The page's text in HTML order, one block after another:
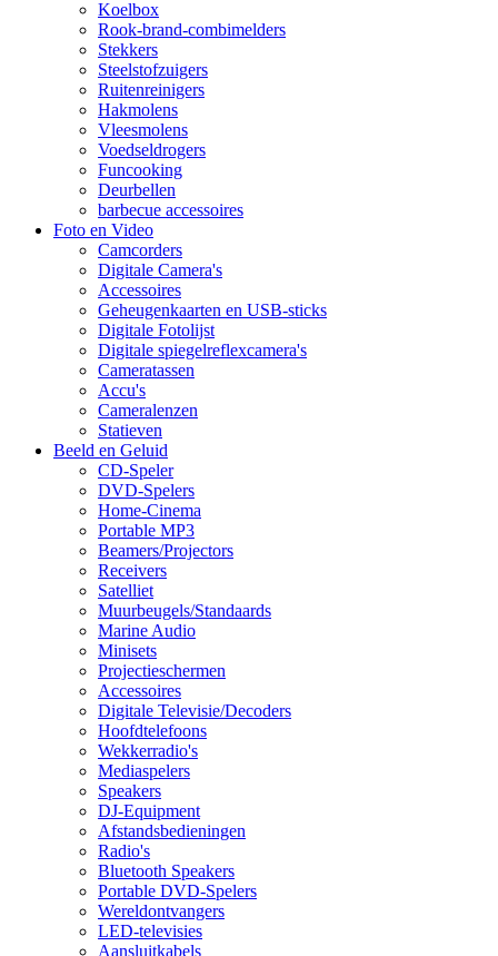
Koelbox
Rook-brand-combimelders
Stekkers
Steelstofzuigers
Ruitenreinigers
Hakmolens
Vleesmolens
Voedseldrogers
Funcooking
Deurbellen
barbecue accessoires
Foto en Video
Camcorders
Digitale Camera's
Accessoires
Geheugenkaarten en USB-sticks
Digitale Fotolijst
Digitale spiegelreflexcamera's
Cameratassen
Accu's
Cameralenzen
Statieven
Beeld en Geluid
CD-Speler
DVD-Spelers
Home-Cinema
Portable MP3
Beamers/Projectors
Receivers
Satelliet
Muurbeugels/Standaards
Marine Audio
Minisets
Projectieschermen
Accessoires
Digitale Televisie/Decoders
Hoofdtelefoons
Wekkerradio's
Mediaspelers
Speakers
DJ-Equipment
Afstandsbedieningen
Radio's
Bluetooth Speakers
Portable DVD-Spelers
Wereldontvangers
LED-televisies
Aansluitkabels